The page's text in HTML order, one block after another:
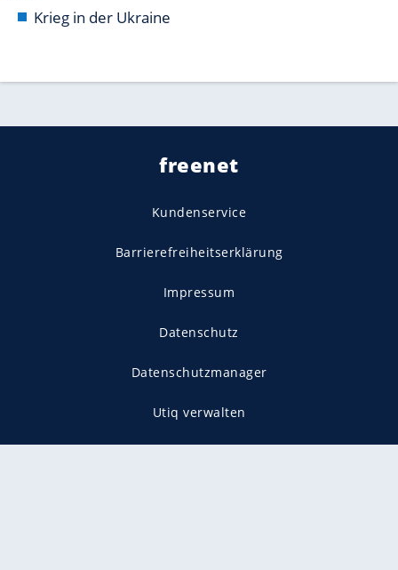
Krieg in der Ukraine
freenet
Kundenservice
Barrierefreiheitserklärung
Impressum
Datenschutz
Datenschutzmanager
Utiq verwalten